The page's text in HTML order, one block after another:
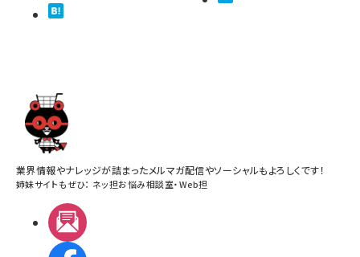
業界情報やナレッジが詰まったメルマガ配信やソーシャルもよろしくです！
姉妹サイトもぜひ： ネッ担お悩み相談室・Web担